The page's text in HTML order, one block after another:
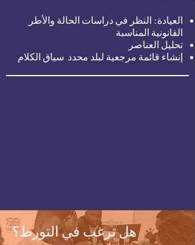
العيادة: النظر في دراسات الحالة والأطر
القانونية المناسبة
تحليل العناصر
إنشاء قائمة مرجعية لبلد محدد سياق الكلام
هل ترغب في التورط؟